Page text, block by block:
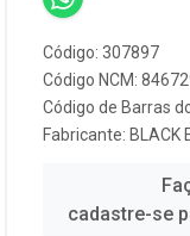
Código: 307897
Código NCM:
Código de Barras
Fabricante: BLACK
cadastre-se